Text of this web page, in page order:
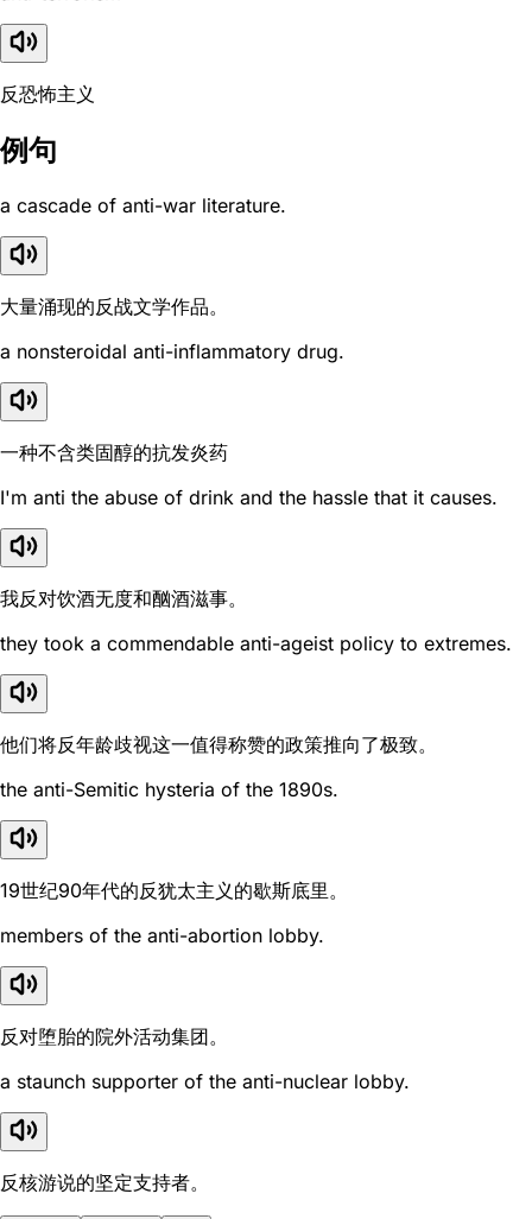
反恐怖主义
例句
a cascade of anti-war literature.
大量涌现的反战文学作品。
a nonsteroidal anti-inflammatory drug.
一种不含类固醇的抗发炎药
I'm anti the abuse of drink and the hassle that it causes.
我反对饮酒无度和酗酒滋事。
they took a commendable anti-ageist policy to extremes.
他们将反年龄歧视这一值得称赞的政策推向了极致。
the anti-Semitic hysteria of the 1890s.
19世纪90年代的反犹太主义的歇斯底里。
members of the anti-abortion lobby.
反对堕胎的院外活动集团。
a staunch supporter of the anti-nuclear lobby.
反核游说的坚定支持者。